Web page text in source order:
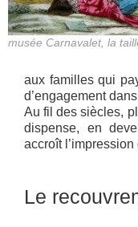
musée Carnavalet, la
aux familles qui
d’engagement
Au fil des siècles,
dispense, en
accroît l’impression
Le